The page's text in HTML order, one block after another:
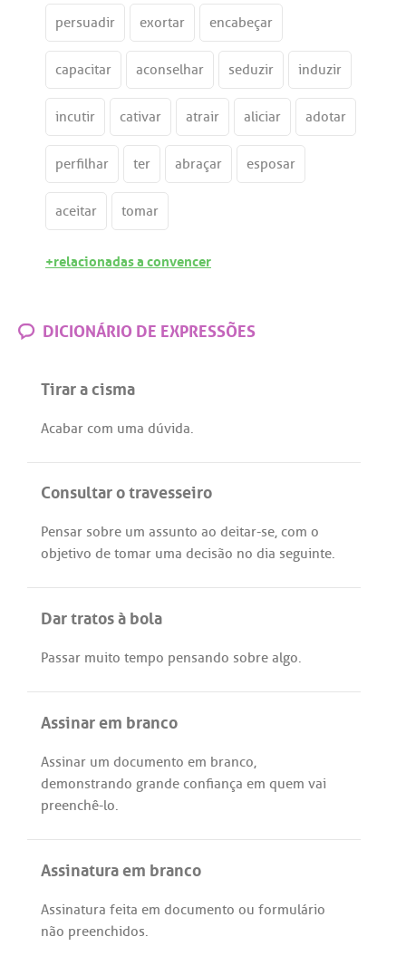
persuadir exortar encabeçar
capacitar aconselhar seduzir induzir
incutir cativar atrair aliciar adotar
perfilhar ter abraçar esposar
aceitar tomar
+relacionadas a convencer
DICIONÁRIO DE EXPRESSÕES
Tirar a cisma
Acabar com uma dúvida.
Consultar o travesseiro
Pensar sobre um assunto ao deitar-se, com o
objetivo de tomar uma decisão no dia seguinte.
Dar tratos à bola
Passar muito tempo pensando sobre algo.
Assinar em branco
Assinar um documento em branco,
demonstrando grande confiança em quem vai
preenchê-lo.
Assinatura em branco
Assinatura feita em documento ou formulário
não preenchidos.